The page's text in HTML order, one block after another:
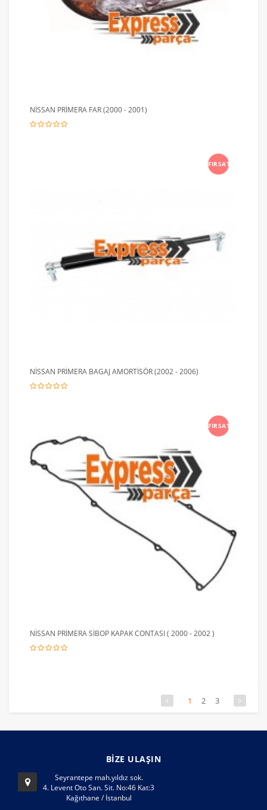
NİSSAN PRİMERA FAR (2000 - 2001)
FIRSAT
NİSSAN PRİMERA BAGAJ AMORTİSÖR (2002 - 2006)
FIRSAT
NİSSAN PRİMERA SİBOP KAPAK CONTASI ( 2000 - 2002 )
1 2 3
BİZE ULAŞIN
Seyrantepe mah.yıldız sok.
4. Levent Oto San. Sit. No:46 Kat:3
Kağıthane / İstanbul